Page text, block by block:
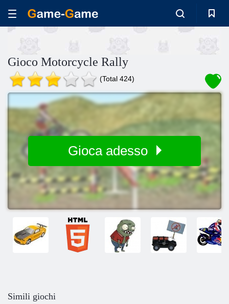
Gioco Motorcycle Rally
(Total 424)
Gioca adesso
Simili giochi